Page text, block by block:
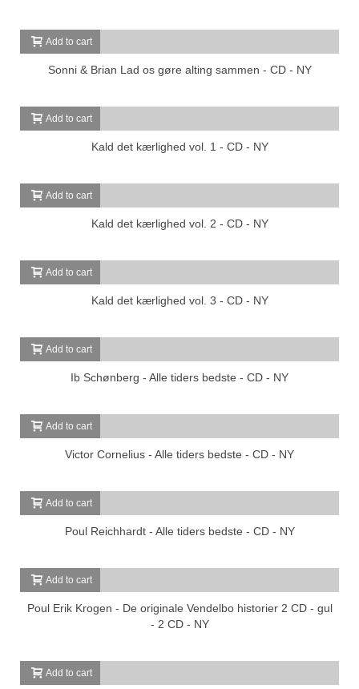
Add to cart
Sonni & Brian Lad os gøre alting sammen - CD - NY
Add to cart
Kald det kærlighed vol. 1 - CD - NY
Add to cart
Kald det kærlighed vol. 2 - CD - NY
Add to cart
Kald det kærlighed vol. 3 - CD - NY
Add to cart
Ib Schønberg - Alle tiders bedste - CD - NY
Add to cart
Victor Cornelius - Alle tiders bedste - CD - NY
Add to cart
Poul Reichhardt - Alle tiders bedste - CD - NY
Add to cart
Poul Erik Krogen - De originale Vendelbo historier 2 CD - gul
- 2 CD - NY
Add to cart